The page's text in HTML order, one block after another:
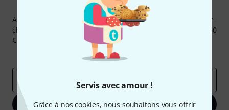
Servis avec amour !
Grâce à nos cookies, nous souhaitons vous offrir
Newsletters Thomann
Abonnez-vous à la newsletter Thomann et, avec un peu de
chance, gagnez l'un des 50 bons d'achat d'une valeur de 50
€ chacun!
Articles inspirants
Deals
S'inscrire maintenant